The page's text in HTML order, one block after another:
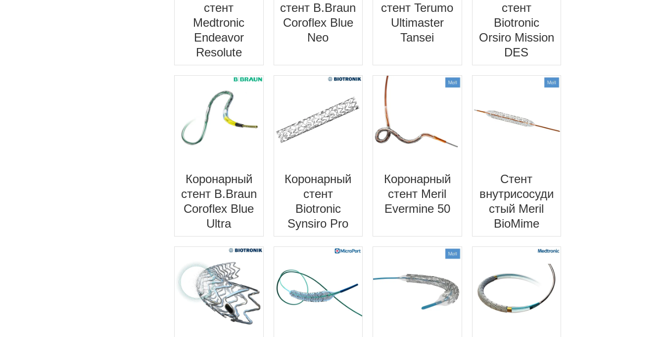
стент
Medtronic
Endeavor
Resolute
стент B.Braun
Coroflex Blue
Neo
стент Terumo
Ultimaster
Tansei
стент
Biotronic
Orsiro Mission
DES
Коронарный
стент B.Braun
Coroflex Blue
Ultra
Коронарный
стент
Biotronic
Synsiro Pro
Коронарный
стент Meril
Evermine 50
Cтент
внутрисосуди
стый Meril
BioMime